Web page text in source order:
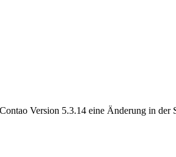
Version 5.3.14 eine Änderung in der